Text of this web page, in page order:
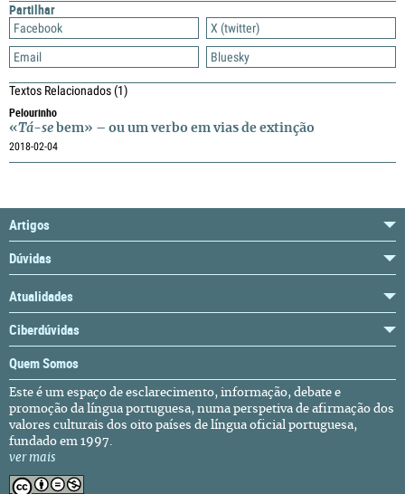
Partilhar
Facebook
X (twitter)
Email
Bluesky
Textos Relacionados(1)
Pelourinho
«Tá-se bem» – ou um verbo em vias de extinção
2018-02-04
Artigos
Dúvidas
Atualidades
Ciberdúvidas
Quem Somos
Este é um espaço de esclarecimento, informação, debate e
promoção da língua portuguesa, numa perspetiva de afirmação dos
valores culturais dos oito países de língua oficial portuguesa,
fundado em 1997.
ver mais